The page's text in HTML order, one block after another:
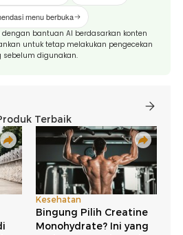
menu berbuka
bantuan AI berdasarkan konten
untuk tetap melakukan pengecekan
sebelum digunakan.